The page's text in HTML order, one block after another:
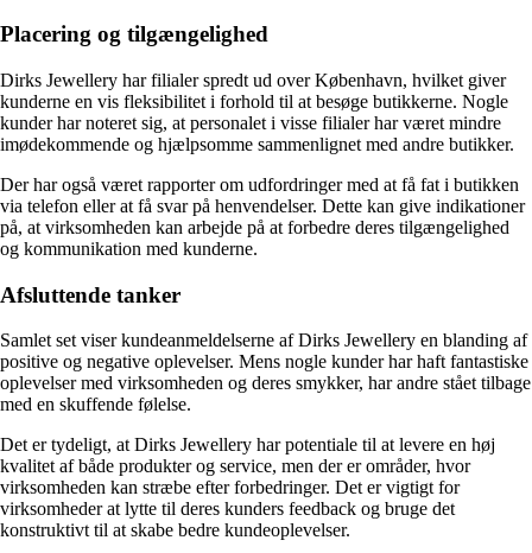
Placering og tilgængelighed
Dirks Jewellery har filialer spredt ud over København, hvilket giver
kunderne en vis fleksibilitet i forhold til at besøge butikkerne. Nogle
kunder har noteret sig, at personalet i visse filialer har været mindre
imødekommende og hjælpsomme sammenlignet med andre butikker.
Der har også været rapporter om udfordringer med at få fat i butikken
via telefon eller at få svar på henvendelser. Dette kan give indikationer
på, at virksomheden kan arbejde på at forbedre deres tilgængelighed
og kommunikation med kunderne.
Afsluttende tanker
Samlet set viser kundeanmeldelserne af Dirks Jewellery en blanding af
positive og negative oplevelser. Mens nogle kunder har haft fantastiske
oplevelser med virksomheden og deres smykker, har andre stået tilbage
med en skuffende følelse.
Det er tydeligt, at Dirks Jewellery har potentiale til at levere en høj
kvalitet af både produkter og service, men der er områder, hvor
virksomheden kan stræbe efter forbedringer. Det er vigtigt for
virksomheder at lytte til deres kunders feedback og bruge det
konstruktivt til at skabe bedre kundeoplevelser.